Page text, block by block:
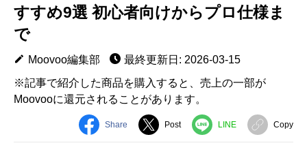
すすめ9選 初心者向けからプロ仕様ま
で
Moovoo編集部
最終更新日: 2026-03-15
※記事で紹介した商品を購入すると、売上の一部が
Moovooに還元されることがあります。
Share Post LINE Copy